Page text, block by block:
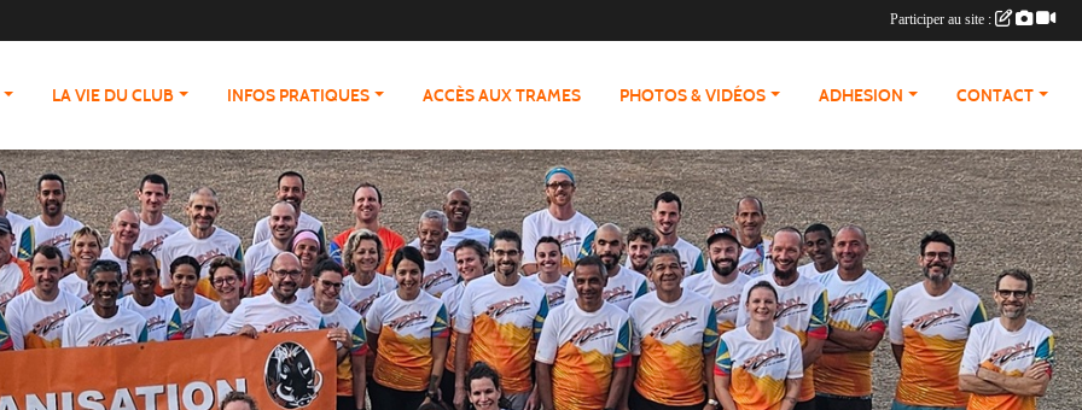
LA VIE DU CLUB INFOS PRATIQUES ACCÈS AUX TRAMES PHOTOS & VIDÉOS ADHESION CONTACT
Participer au site :